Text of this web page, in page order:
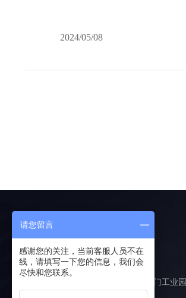
2024/05/08
联系我们
地址：怀化市洪江区桂花园乡岩门工业
请您留言
感谢您的关注，当前客服人员不在
线，请填写一下您的信息，我们会
尽快和您联系。